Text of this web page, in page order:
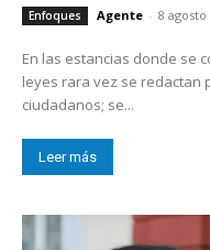
Enfoques Agente - 8 agosto
En las estancias donde se
leyes rara vez se redactan
ciudadanos; se...
Leer más